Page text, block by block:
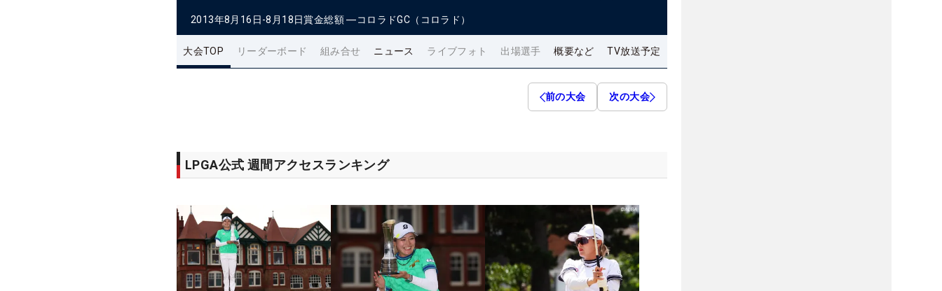
2013年8月16日-8月18日賞金総額 ―コロラドGC（コロラド）
大会TOP リーダーボード 組み合せ ニュース ライブフォト 出場選手 概要など TV放送予定
前の大会 次の大会
LPGA公式 週間アクセスランキング